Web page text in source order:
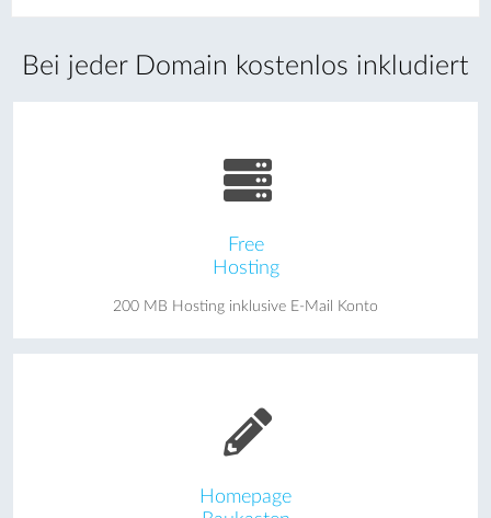
Bei jeder Domain kostenlos inkludiert
Free
Hosting
200 MB Hosting inklusive E-Mail Konto
Homepage